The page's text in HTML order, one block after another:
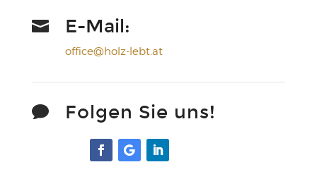
 E-Mail:
office@holz-lebt.at
 Folgen Sie uns!